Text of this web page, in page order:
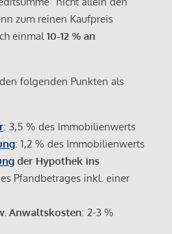
zum reinen Kaufpreis
einmal10-12 % an
folgenden Punkten als
: 3,5 % des Immobilienwerts
: 1,2 % des Immobilienwerts
der Hypothek ins
Pfandbetrages inkl. einer
Anwaltskosten: 2-3 %